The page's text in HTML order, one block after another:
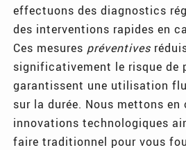
effectuons des diagnostics
des interventions rapides en
Ces mesures préventives
significativement le risque de
garantissent une utilisation
sur la durée. Nous mettons en
innovations technologiques
faire traditionnel pour vous